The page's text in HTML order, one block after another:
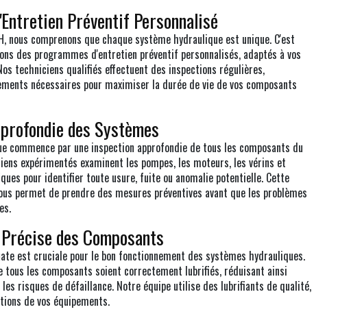
Préventif Personnalisé
nous comprenons que chaque système hydraulique est unique. C'est
des programmes d'entretien préventif personnalisés, adaptés à vos
techniciens qualifiés effectuent des inspections régulières,
nécessaires pour maximiser la durée de vie de vos composants
des Systèmes
commence par une inspection approfondie de tous les composants du
expérimentés examinent les pompes, les moteurs, les vérins et
pour identifier toute usure, fuite ou anomalie potentielle. Cette
permet de prendre des mesures préventives avant que les problèmes
des Composants
est cruciale pour le bon fonctionnement des systèmes hydrauliques.
tous les composants soient correctement lubrifiés, réduisant ainsi
risques de défaillance. Notre équipe utilise des lubrifiants de qualité,
de vos équipements.